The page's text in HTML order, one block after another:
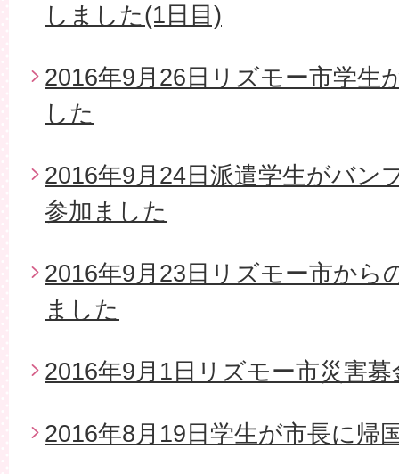
しました(1日目)
2016年9月26日リズモー市学生
した
2016年9月24日派遣学生がバン
参加ました
2016年9月23日リズモー市から
ました
2016年9月1日リズモー市災害
2016年8月19日学生が市長に帰